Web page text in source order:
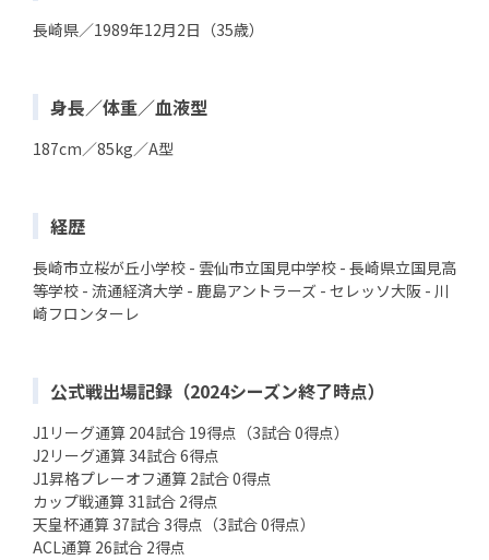
長崎県／1989年12月2日（35歳）
身長／体重／血液型
187cm／85kg／A型
経歴
長崎市立桜が丘小学校 - 雲仙市立国見中学校 - 長崎県立国見高
等学校 - 流通経済大学 - 鹿島アントラーズ - セレッソ大阪 - 川
崎フロンターレ
公式戦出場記録（2024シーズン終了時点）
J1リーグ通算 204試合 19得点（3試合 0得点）
J2リーグ通算 34試合 6得点
J1昇格プレーオフ通算 2試合 0得点
カップ戦通算 31試合 2得点
天皇杯通算 37試合 3得点（3試合 0得点）
ACL通算 26試合 2得点